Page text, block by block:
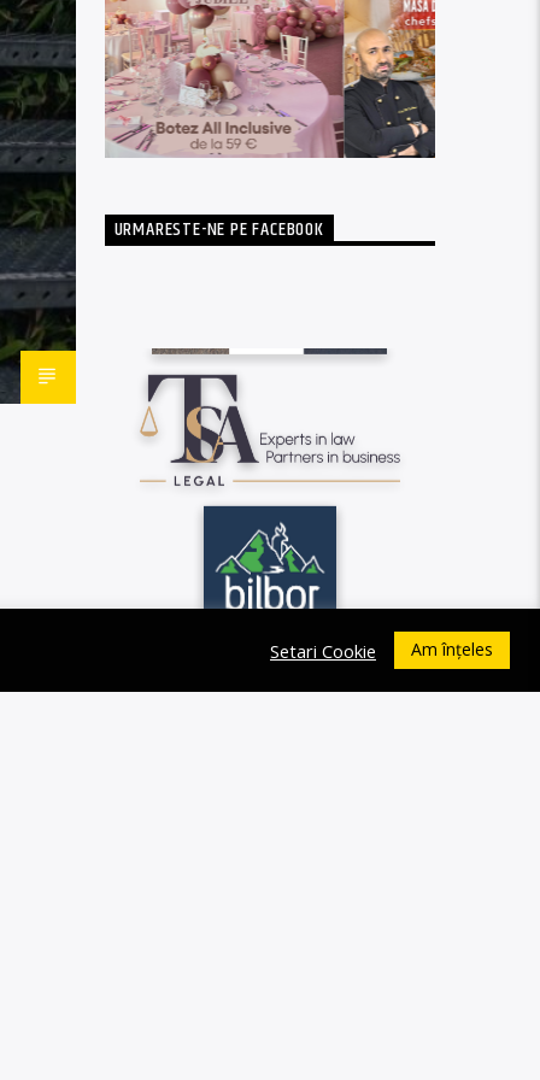
URMARESTE-NE PE FACEBOOK
Setari Cookie Am înțeles